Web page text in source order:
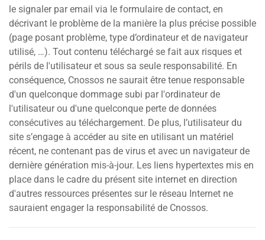
le signaler par email via le formulaire de contact, en
décrivant le problème de la manière la plus précise possible
(page posant problème, type d’ordinateur et de navigateur
utilisé, …). Tout contenu téléchargé se fait aux risques et
périls de l'utilisateur et sous sa seule responsabilité. En
conséquence, Cnossos ne saurait être tenue responsable
d'un quelconque dommage subi par l'ordinateur de
l'utilisateur ou d'une quelconque perte de données
consécutives au téléchargement. De plus, l’utilisateur du
site s’engage à accéder au site en utilisant un matériel
récent, ne contenant pas de virus et avec un navigateur de
dernière génération mis-à-jour. Les liens hypertextes mis en
place dans le cadre du présent site internet en direction
d'autres ressources présentes sur le réseau Internet ne
sauraient engager la responsabilité de Cnossos.